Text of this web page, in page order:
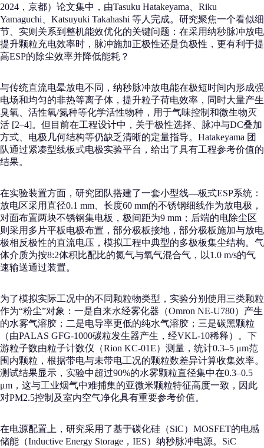
2024，京都）论文集中，由Tasuku Hatakeyama、Riku
Yamaguchi、Katsuyuki Takahashi 等人完成。研究聚焦一个看似细
节、实则关系到整机能效优化的关键问题：在采用纳秒脉冲放电
提升颗粒充电效率时，脉冲施加正极性还是负极性，更有利于提
高ESP的除尘效率并降低能耗？
与传统直流电晕放电不同，纳秒脉冲放电能在极短时间内形成强
电场和均匀的非热等离子体，提升粒子荷电效率，同时大量产生
臭氧、活性氧/氮种等化学活性物种，用于气味控制和微生物灭
活 [2–4]。但目前在工程设计中，关于极性选择、脉冲与DC叠加
方式、电极几何结构等仍缺乏清晰的定量指导。Hatakeyama 团
队通过紧凑型线板式电极实验平台，给出了具有工程参考价值的
结果。
在实验装置方面，研究团队搭建了一套小型线—板式ESP系统：
放电区采用直径0.1 mm、长度60 mm的不锈钢细线作为放电极，
对面布置两块不锈钢集电板，极间距为9 mm；后端的电除尘区
则采用多片平板电极布置，部分极板接地，部分极板施加与放电
极相反极性的直流电压，模拟工程中典型的多极板集尘结构。气
体介质为按8:2体积比配比的氮气与氧气混合气，以1.0 m/s的气
速输送通过装置。
为了模拟实际工况中的不同颗粒物类型，实验分别使用三类颗粒
作为“粉尘”对象：一是自来水经雾化器（Omron NE-U780）产生
的水雾气溶胶；二是电导率更低的纯水气溶胶；三是碳黑颗粒
（由PALAS GFG-1000碳粒发生器产生，经VKL-10稀释）。下
游粒子数由粒子计数仪（Rion KC-01E）测量，统计0.3–5 μm范
围内颗粒，根据带电与未带电工况的颗粒数差异计算收集效率。
测试结果显示，实验中超过90%的水雾颗粒直径集中在0.3–0.5
μm，这与工业烟气中难捕集的亚微米颗粒特征高度一致，因此
对PM2.5控制及室内空气净化具有重要参考价值。
在电源配置上，研究采用了基于碳化硅（SiC）MOSFET的电感
储能（Inductive Energy Storage，IES）纳秒脉冲电源。SiC